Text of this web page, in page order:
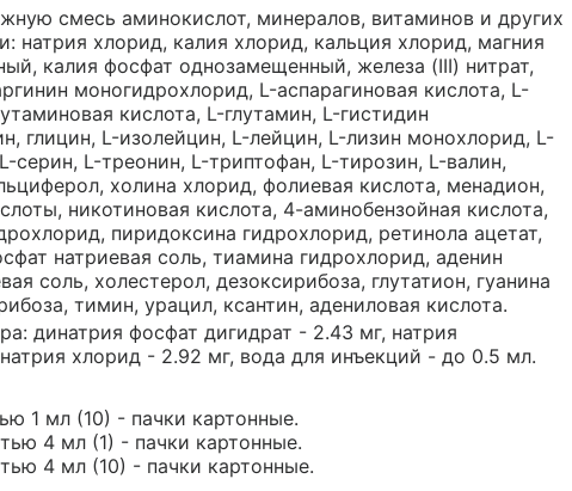
смесь аминокислот, минералов, витаминов и других
натрия хлорид, калия хлорид, кальция хлорид, магния
калия фосфат однозамещенный, железа (III) нитрат,
моногидрохлорид, L-аспарагиновая кислота, L-
кислота, L-глутамин, L-гистидин
глицин, L-изолейцин, L-лейцин, L-лизин монохлорид, L-
серин, L-треонин, L-триптофан, L-тирозин, L-валин,
холина хлорид, фолиевая кислота, менадион,
никотиновая кислота, 4-аминобензойная кислота,
пиридоксина гидрохлорид, ретинола ацетат,
натриевая соль, тиамина гидрохлорид, аденин
соль, холестерол, дезоксирибоза, глутатион, гуанина
тимин, урацил, ксантин, адениловая кислота.
динатрия фосфат дигидрат - 2.43 мг, натрия
хлорид - 2.92 мг, вода для инъекций - до 0.5 мл.
1 мл (10) - пачки картонные.
4 мл (1) - пачки картонные.
4 мл (10) - пачки картонные.